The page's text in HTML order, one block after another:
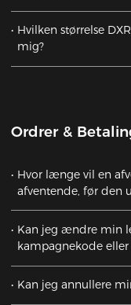
Hvilken størrelse
mig?
Ordrer &
Hvor længe vil en
afventende, før den
Kan jeg ændre min
kampagnekode
Kan jeg annullere